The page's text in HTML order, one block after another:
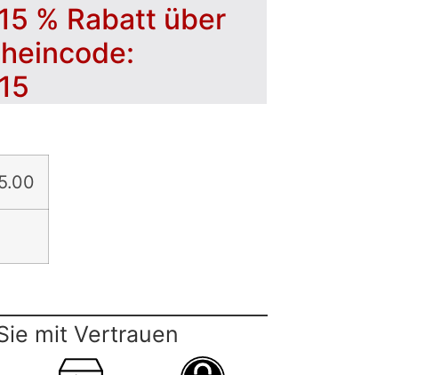
% Rabatt über
mit Vertrauen